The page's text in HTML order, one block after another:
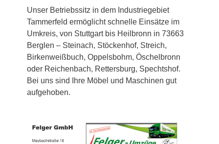
Unser Betriebssitz in dem Industriegebiet
Tammerfeld ermöglicht schnelle Einsätze im
Umkreis, von Stuttgart bis Heilbronn in 73663
Berglen – Steinach, Stöckenhof, Streich,
Birkenweißbuch, Oppelsbohm, Öschelbronn
oder Reichenbach, Rettersburg, Spechtshof.
Bei uns sind Ihre Möbel und Maschinen gut
aufgehoben.